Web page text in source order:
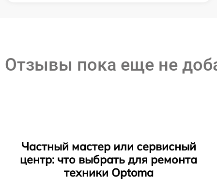
Отзывы пока еще не
Частный мастер или сервисный
центр: что выбрать для ремонта
техники Optoma